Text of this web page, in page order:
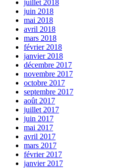
juillet 2018
juin 2018
mai 2018
avril 2018
mars 2018
février 2018
janvier 2018
décembre 2017
novembre 2017
octobre 2017
septembre 2017
août 2017
juillet 2017
juin 2017
mai 2017
avril 2017
mars 2017
février 2017
janvier 2017